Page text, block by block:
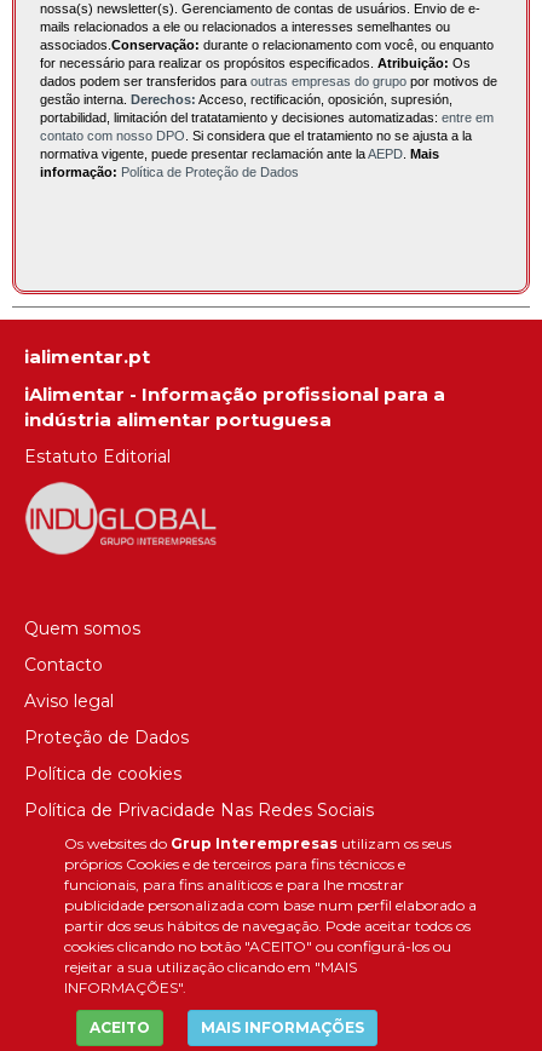
Os websites do Grup Interempresasutilizam os seus
próprios Cookies e de terceiros para fins técnicos e
funcionais, para fins analíticos e para lhe mostrar
publicidade personalizada com base num perfil elaborado a
partir dos seus hábitos de navegação. Pode aceitar todos os
cookies clicando no botão "ACEITO" ou configurá-los ou
rejeitar a sua utilização clicando em "MAIS
INFORMAÇÕES".
ACEITO MAIS INFORMAÇÕES
nossa(s) newsletter(s). Gerenciamento de contas de usuários. Envio de e-
mails relacionados a ele ou relacionados a interesses semelhantes ou
associados. Conservação: durante o relacionamento com você, ou enquanto
for necessário para realizar os propósitos especificados. Atribuição: Os
dados podem ser transferidos para outras empresas do grupo por motivos de
gestão interna.
Derechos: Acceso, rectificación, oposición, supresión,
portabilidad, limitación del tratatamiento y decisiones automatizadas: entre em
contato com nosso DPO . Si considera que el tratamiento no se ajusta a la
normativa vigente, puede presentar reclamación ante laAEPD
Mais
informação: Política de Proteção de Dados
ialimentar.pt
iAlimentar - Informação profissional para a
indústria alimentar portuguesa
Estatuto Editorial
Quem somos
Contacto
Aviso legal
Proteção de Dados
Política de cookies
Política de Privacidade Nas Redes Sociais
Canal de denúncias
Colaborações editoriais